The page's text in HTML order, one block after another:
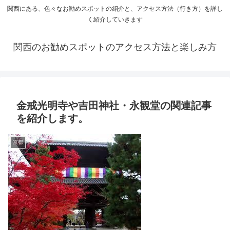
関西にある、色々なお勧めスポットの紹介と、アクセス方法（行き方）を詳し
く紹介していきます
関西のお勧めスポットのアクセス方法と楽しみ方
金戒光明寺や吉田神社・永観堂の関連記事
を紹介します。
京都